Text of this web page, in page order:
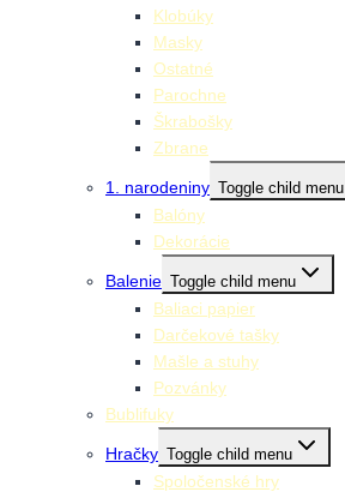
Klobúky
Masky
Ostatné
Parochne
Škrabošky
Zbrane
1. narodeniny Toggle child menu
Balóny
Dekorácie
Balenie Toggle child menu
Baliaci papier
Darčekové tašky
Mašle a stuhy
Pozvánky
Bublifuky
Hračky Toggle child menu
Spoločenské hry